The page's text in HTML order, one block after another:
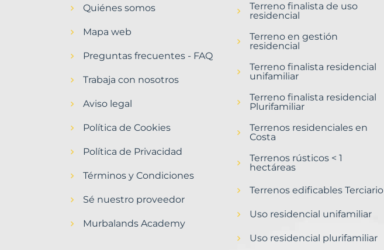
Quiénes somos
Mapa web
Preguntas frecuentes - FAQ
Trabaja con nosotros
Aviso legal
Política de Cookies
Política de Privacidad
Términos y Condiciones
Sé nuestro proveedor
Murbalands Academy
Terreno finalista de uso
residencial
Terreno en gestión
residencial
Terreno finalista residencial
unifamiliar
Terreno finalista residencial
Plurifamiliar
Terrenos residenciales en
Costa
Terrenos rústicos < 1
hectáreas
Terrenos edificables Terciario
Uso residencial unifamiliar
Uso residencial plurifamiliar